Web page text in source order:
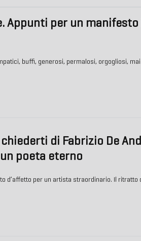
Appunti per un
buffi, generosi, permalosi, orgogliosi,
di Fabrizio De
poeta eterno
d’affetto per un artista straordinario. Il ritratto